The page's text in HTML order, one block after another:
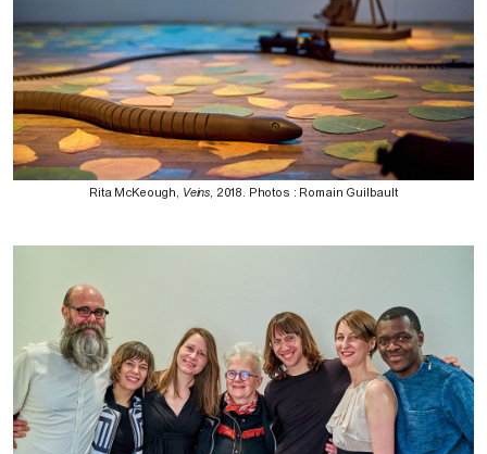
Rita McKeough, Veins , 2018. Photos : Romain Guilbault